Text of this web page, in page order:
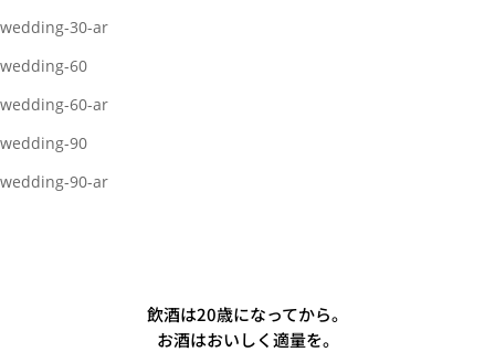
wedding-30-ar
wedding-60
wedding-60-ar
wedding-90
wedding-90-ar
飲酒は20歳になってから。
お酒はおいしく適量を。